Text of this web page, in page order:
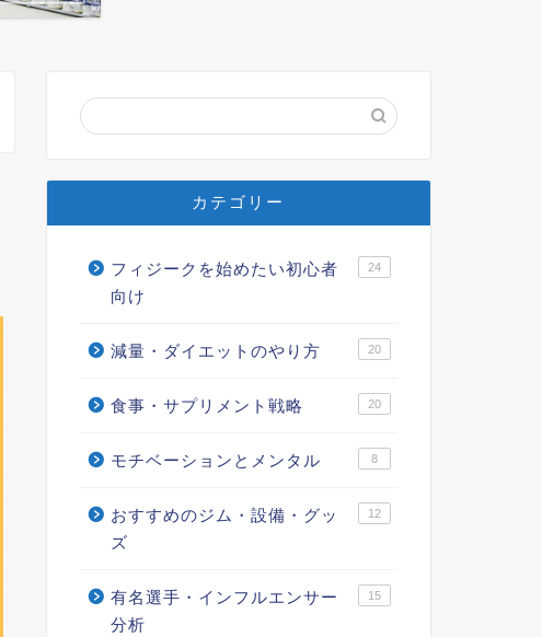
カテゴリー
フィジークを始めたい初心者
向け
24
減量・ダイエットのやり方 20
食事・サプリメント戦略 20
モチベーションとメンタル 8
おすすめのジム・設備・グッ
ズ
12
有名選手・インフルエンサー
分析
15